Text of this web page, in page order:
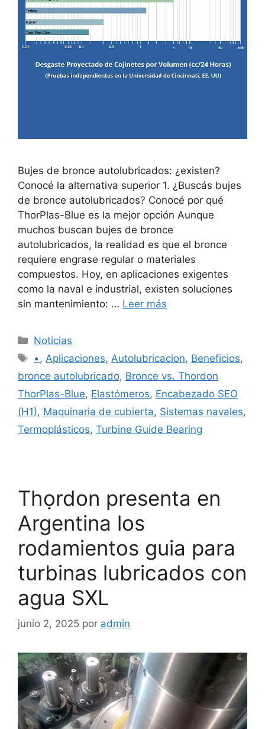
Bujes de bronce autolubricados: ¿existen?
Conocé la alternativa superior 1. ¿Buscás bujes
de bronce autolubricados? Conocé por qué
ThorPlas-Blue es la mejor opción Aunque
muchos buscan bujes de bronce
autolubricados, la realidad es que el bronce
requiere engrase regular o materiales
compuestos. Hoy, en aplicaciones exigentes
como la naval e industrial, existen soluciones
sin mantenimiento: … Leer más
Categorías
Noticias
Etiquetas
• , Aplicaciones, Autolubricacion, Beneficios,
bronce autolubricado, Bronce vs. Thordon
ThorPlas-Blue, Elastómeros, Encabezado SEO
(H1), Maquinaria de cubierta, Sistemas navales,
Termoplásticos, Turbine Guide Bearing
Thọrdon presenta en
Argentina los
rodamientos guia para
turbinas lubricados con
agua SXL
junio 2, 2025 por admin